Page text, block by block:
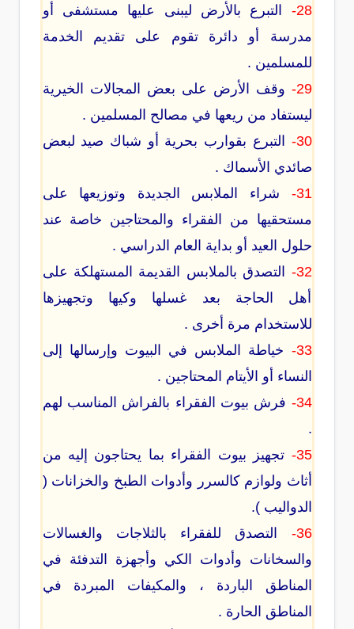
28-
التبرع بالأرض ليبنى عليها مستشفى أو
مدرسة أو دائرة تقوم على تقديم الخدمة
للمسلمين .
29-
وقف الأرض على بعض المجالات الخيرية
ليستفاد من ريعها في مصالح المسلمين .
30-
التبرع بقوارب بحرية أو شباك صيد لبعض
صائدي الأسماك .
31-
شراء الملابس الجديدة وتوزيعها على
مستحقيها من الفقراء والمحتاجين خاصة عند
حلول العيد أو بداية العام الدراسي .
32-
التصدق بالملابس القديمة المستهلكة على
أهل الحاجة بعد غسلها وكيها وتجهيزها
للاستخدام مرة أخرى .
33-
خياطة الملابس في البيوت وإرسالها إلى
النساء أو الأيتام المحتاجين .
34-
فرش بيوت الفقراء بالفراش المناسب لهم
.
35-
تجهيز بيوت الفقراء بما يحتاجون إليه من
أثاث ولوازم كالسرر وأدوات الطبخ والخزانات (
الدواليب ).
36-
التصدق للفقراء بالثلاجات والغسالات
والسخانات وأدوات الكي وأجهزة التدفئة في
المناطق الباردة ، والمكيفات المبردة في
المناطق الحارة .